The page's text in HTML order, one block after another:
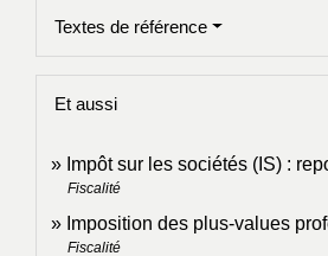
Textes de référence
Et aussi
Impôt sur les sociétés (IS) :
Fiscalité
Imposition des plus-values
Fiscalité